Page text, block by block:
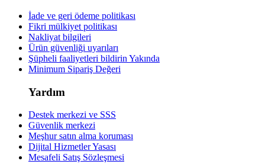
İade ve geri ödeme politikası
Fikri mülkiyet politikası
Nakliyat bilgileri
Ürün güvenliği uyarıları
Şüpheli faaliyetleri bildirin Yakında
Minimum Sipariş Değeri
Yardım
Destek merkezi ve SSS
Güvenlik merkezi
Meşhur satın alma koruması
Dijital Hizmetler Yasası
Mesafeli Satış Sözleşmesi